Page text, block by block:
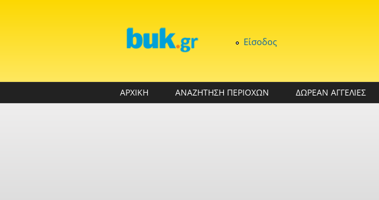
Είσοδος
ΑΡΧΙΚΗ ΑΝΑΖΗΤΗΣΗ ΠΕΡΙΟΧΩΝ ΔΩΡΕΑΝ ΑΓΓΕΛΙΕΣ